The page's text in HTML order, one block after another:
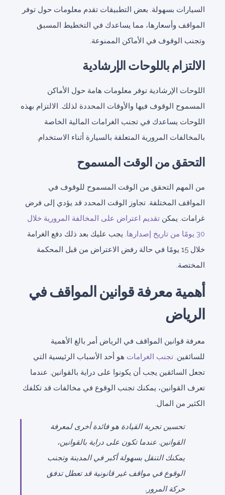
السيارات بسهولة. بعض التطبيقات تقدم معلومات حول توفر
المواقف وأسعارها، مما يساعدك في التخطيط المسبق
وتجنب الوقوف في الأماكن الممنوعة.
الالتزام باللوحات الإرشادية
اللوحات الإرشادية توفر معلومات هامة حول الأماكن
المسموح الوقوف فيها والأوقات المحددة لذلك. الالتزام بهذه
اللوحات يساعدك في تجنب الغرامات المالية الخاصة
بالمخالفات المرورية المتعلقة بالسيارة أثناء الاستخدام.
التحقق من الوقت المسموح
من المهم التحقق من الوقت المسموح للوقوف في
المواقف المختلفة. تجاوز الوقت المحدد قد يؤدي إلى فرض
غرامات. يمكن تقديم اعتراض على المخالفة المرورية خلال
30 يومًا من تاريخ إصدارها
. يجب عليك بعد ذلك دفع الغرامة
خلال 15 يومًا في حالة رفض الاعتراض من قبل المحكمة
المختصة.
أهمية معرفة قوانين المواقف في
الرياض
معرفة قوانين المواقف في الرياض أمر بالغ الأهمية
للسائقين. تجنب الغرامات هو أحد الأسباب الرئيسية التي
تجعل السائقين يجب أن يكونوا على دراية بالقوانين. عندما
تعرف القوانين، يمكنك تجنب الوقوع في مخالفات قد تكلفك
الكثير من المال.
تحسين تجربة القيادة هو فائدة أخرى لمعرفة
القوانين. عندما تكون على دراية بالقوانين،
يمكنك التنقل بسهولة أكبر في المدينة وتجنب
الوقوع في مواقف غير قانونية قد تعطل تدفق
حركة المرور.